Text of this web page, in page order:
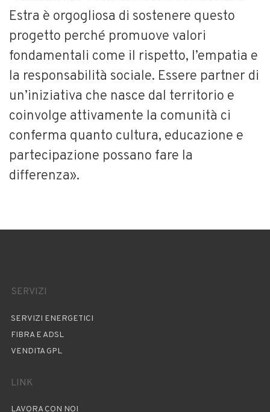
Estra è orgogliosa di sostenere questo
progetto perché promuove valori
fondamentali come il rispetto, l’empatia e
la responsabilità sociale. Essere partner di
un’iniziativa che nasce dal territorio e
coinvolge attivamente la comunità ci
conferma quanto cultura, educazione e
partecipazione possano fare la
differenza».
SERVIZI
SERVIZI ENERGETICI
FIBRA E ADSL
VENDITA GPL
LINK
LAVORA CON NOI